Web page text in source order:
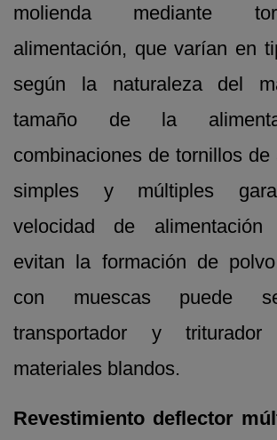
molienda mediante
alimentación, que varían en
según la naturaleza del
tamaño de la
combinaciones de tornillos de
simples y múltiples
velocidad de
evitan la formación de
con muescas puede
transportador y
materiales blandos.
Revestimiento deflector